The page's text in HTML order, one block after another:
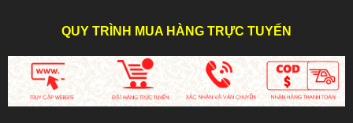
QUY TRÌNH MUA HÀNG TRỰC TUYẾN